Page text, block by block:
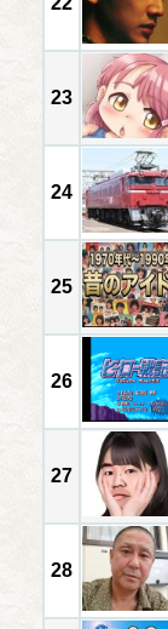
23
24
25
26
27
28